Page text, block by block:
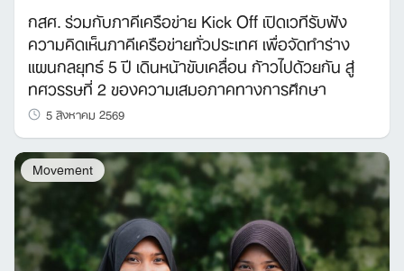
Search
for:
กสศ. ร่วมกับภาคีเครือข่าย Kick Off เปิดเวทีรับฟัง
ความคิดเห็นภาคีเครือข่ายทั่วประเทศ เพื่อจัดทำร่าง
แผนกลยุทธ์ 5 ปี เดินหน้าขับเคลื่อน ก้าวไปด้วยกัน สู่
ทศวรรษที่ 2 ของความเสมอภาคทางการศึกษา
5 สิงหาคม 2569
Movement